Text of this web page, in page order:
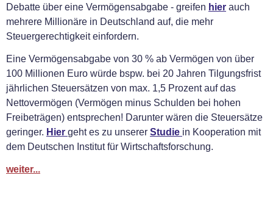
Debatte über eine Vermögensabgabe - greifen hier auch
mehrere Millionäre in Deutschland auf, die mehr
Steuergerechtigkeit einfordern.
Eine Vermögensabgabe von 30 % ab Vermögen von über
100 Millionen Euro würde bspw. bei 20 Jahren Tilgungsfrist
jährlichen Steuersätzen von max. 1,5 Prozent auf das
Nettovermögen (Vermögen minus Schulden bei hohen
Freibeträgen) entsprechen! Darunter wären die Steuersätze
geringer. Hier geht es zu unserer Studie in Kooperation mit
dem Deutschen Institut für Wirtschaftsforschung.
weiter...